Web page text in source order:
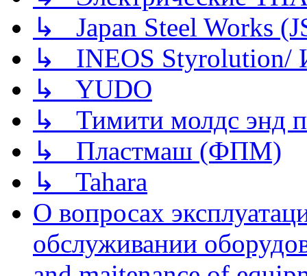
↳ Japan Steel Works
↳ INEOS
↳ YUDO
↳ Тимити молдс энд
↳ Пластмаш (ФПМ)
↳ Tahara
О вопросах
обслуживании